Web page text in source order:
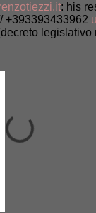
: his
+393393433962
legislativo